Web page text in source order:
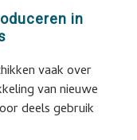
in
vaak over
van nieuwe
deels gebruik